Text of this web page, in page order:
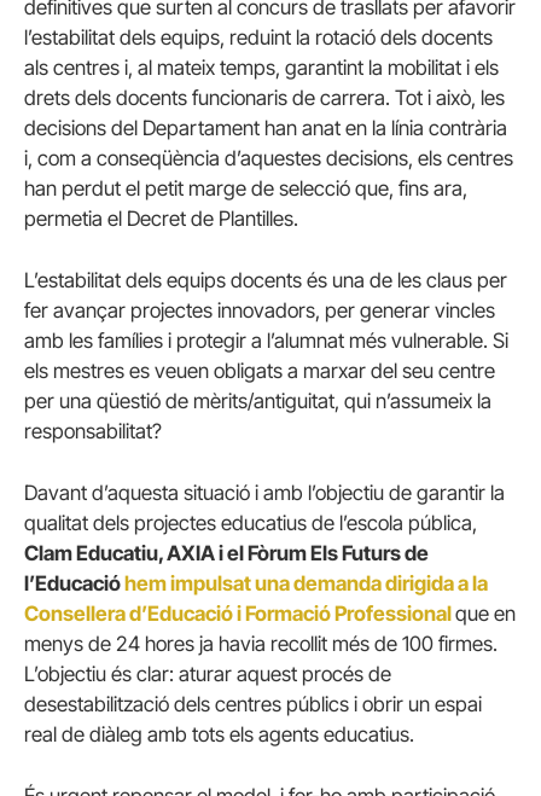
definitives que surten al concurs de trasllats per afavorir
l’estabilitat dels equips, reduint la rotació dels docents
als centres i, al mateix temps, garantint la mobilitat i els
drets dels docents funcionaris de carrera. Tot i això, les
decisions del Departament han anat en la línia contrària
i, com a conseqüència d’aquestes decisions, els centres
han perdut el petit marge de selecció que, fins ara,
permetia el Decret de Plantilles.
L’estabilitat dels equips docents és una de les claus per
fer avançar projectes innovadors, per generar vincles
amb les famílies i protegir a l’alumnat més vulnerable. Si
els mestres es veuen obligats a marxar del seu centre
per una qüestió de mèrits/antiguitat, qui n’assumeix la
responsabilitat?
Davant d’aquesta situació i amb l’objectiu de garantir la
qualitat dels projectes educatius de l’escola pública,
Clam Educatiu, AXIA i el Fòrum Els Futurs de
l’Educacióhem impulsat una demanda dirigida a la
Consellera d’Educació i Formació Professionalque en
menys de 24 hores ja havia recollit més de 100 firmes.
L’objectiu és clar: aturar aquest procés de
desestabilització dels centres públics i obrir un espai
real de diàleg amb tots els agents educatius.